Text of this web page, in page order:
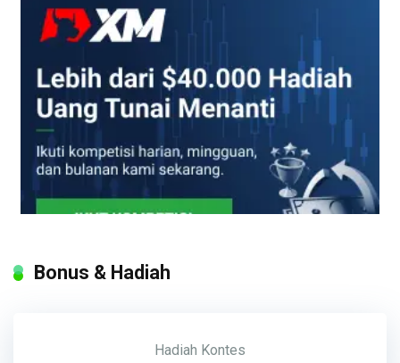
Bonus & Hadiah
Hadiah Kontes